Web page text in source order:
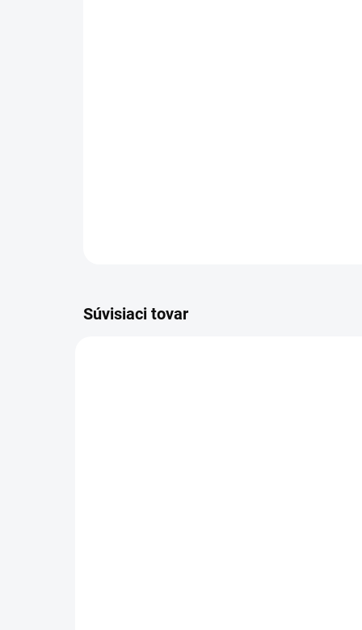
Súvisiaci tovar